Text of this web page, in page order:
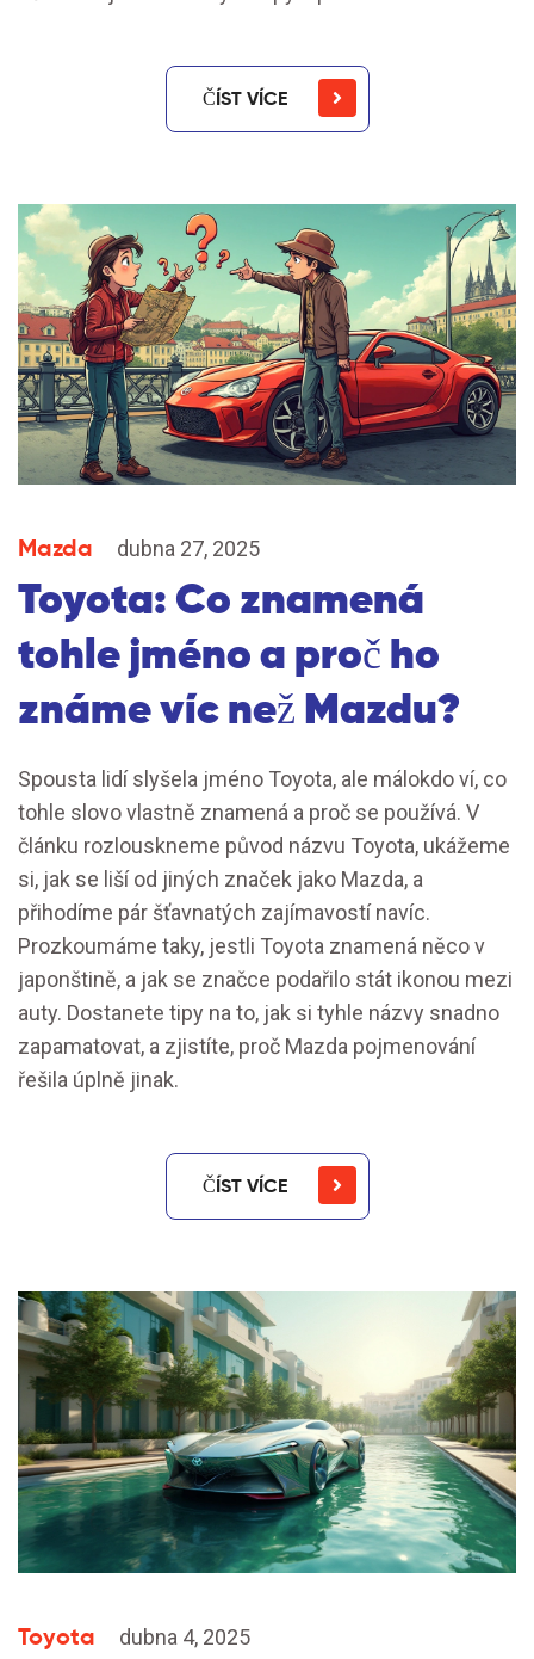
ČÍST VÍCE
Mazda dubna 27, 2025
Toyota: Co znamená
tohle jméno a proč ho
známe víc než Mazdu?
Spousta lidí slyšela jméno Toyota, ale málokdo ví, co
tohle slovo vlastně znamená a proč se používá. V
článku rozlouskneme původ názvu Toyota, ukážeme
si, jak se liší od jiných značek jako Mazda, a
přihodíme pár šťavnatých zajímavostí navíc.
Prozkoumáme taky, jestli Toyota znamená něco v
japonštině, a jak se značce podařilo stát ikonou mezi
auty. Dostanete tipy na to, jak si tyhle názvy snadno
zapamatovat, a zjistíte, proč Mazda pojmenování
řešila úplně jinak.
ČÍST VÍCE
Toyota dubna 4, 2025